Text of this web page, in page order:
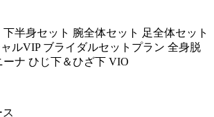
下半身セット 腕全体セット 足全体セット
ルVIP ブライダルセットプラン 全身脱
ーナ ひじ下＆ひざ下 VIO